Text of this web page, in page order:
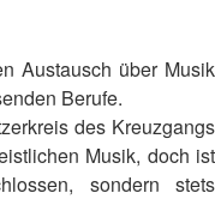
Austausch über Musik
Berufe.
des Kreuzgangs
Musik, doch ist
sondern stets